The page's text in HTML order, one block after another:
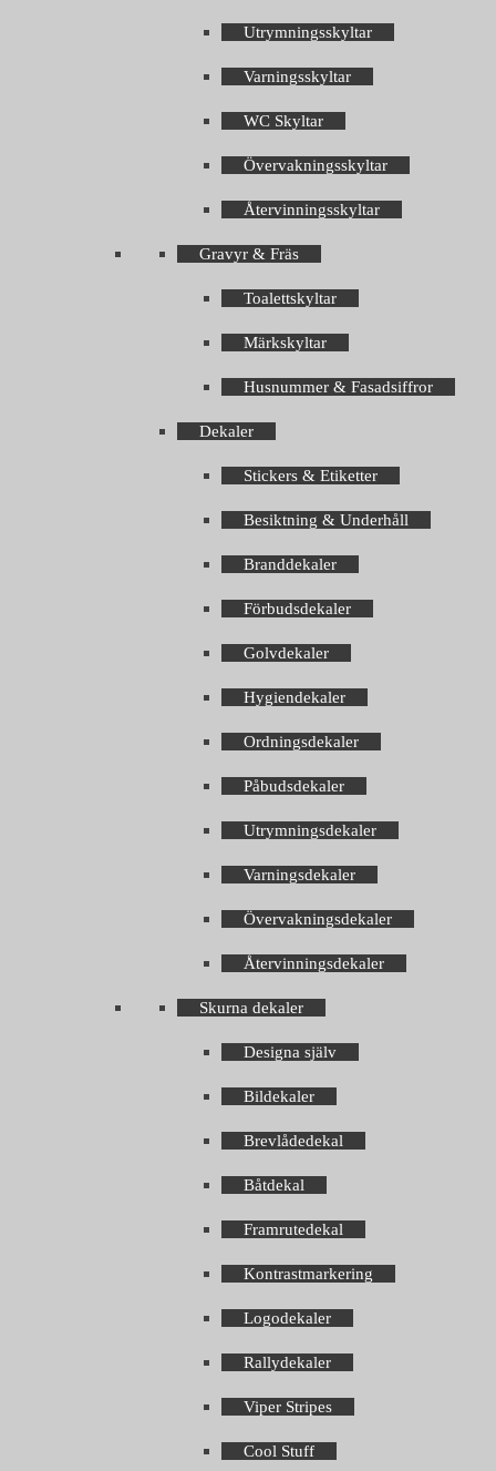
Utrymningsskyltar
Varningsskyltar
WC Skyltar
Övervakningsskyltar
Återvinningsskyltar
Gravyr & Fräs
Toalettskyltar
Märkskyltar
Husnummer & Fasadsiffror
Dekaler
Stickers & Etiketter
Besiktning & Underhåll
Branddekaler
Förbudsdekaler
Golvdekaler
Hygiendekaler
Ordningsdekaler
Påbudsdekaler
Utrymningsdekaler
Varningsdekaler
Övervakningsdekaler
Återvinningsdekaler
Skurna dekaler
Designa själv
Bildekaler
Brevlådedekal
Båtdekal
Framrutedekal
Kontrastmarkering
Logodekaler
Rallydekaler
Viper Stripes
Cool Stuff